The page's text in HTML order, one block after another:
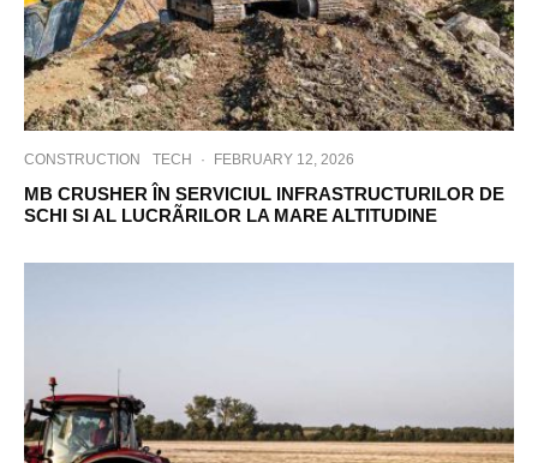
CONSTRUCTION TECH · FEBRUARY 12, 2026
MB CRUSHER ÎN SERVICIUL INFRASTRUCTURILOR DE
SCHI SI AL LUCRÃRILOR LA MARE ALTITUDINE